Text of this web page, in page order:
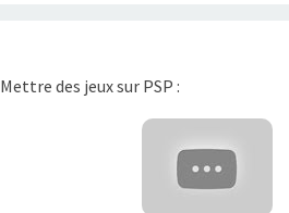
des jeux sur PSP :